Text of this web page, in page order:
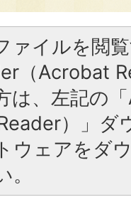
ァイルを閲
（Acrobat
は、左記の
）」ダ
ウェアをダ